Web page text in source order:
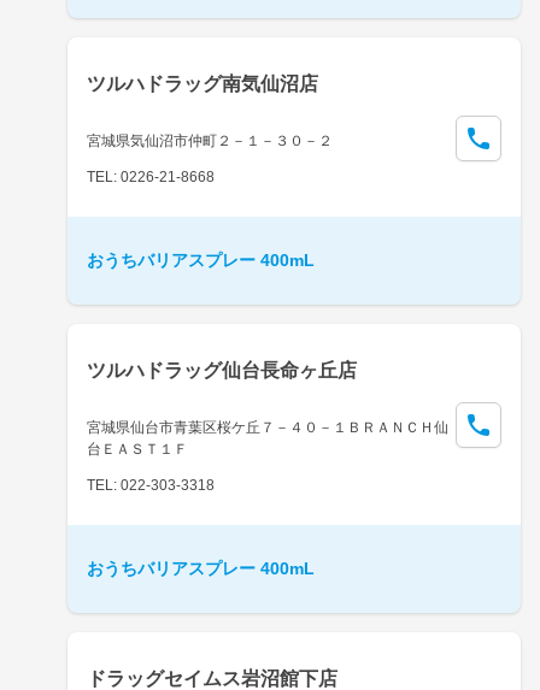
ツルハドラッグ南気仙沼店
宮城県気仙沼市仲町２－１－３０－２
TEL: 0226-21-8668
おうちバリアスプレー 400mL
ツルハドラッグ仙台長命ヶ丘店
宮城県仙台市青葉区桜ケ丘７－４０－１ＢＲＡＮＣＨ仙
台ＥＡＳＴ１Ｆ
TEL: 022-303-3318
おうちバリアスプレー 400mL
ドラッグセイムス岩沼館下店